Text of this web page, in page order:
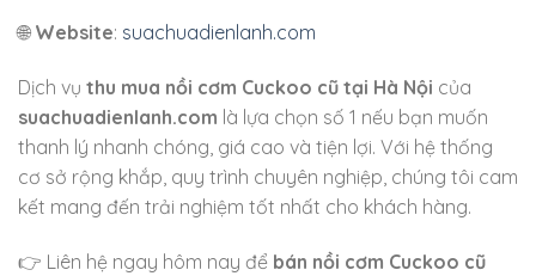
🌐 Website: suachuadienlanh.com
Dịch vụ thu mua nồi cơm Cuckoo cũ tại Hà Nội của
suachuadienlanh.com là lựa chọn số 1 nếu bạn muốn
thanh lý nhanh chóng, giá cao và tiện lợi. Với hệ thống
cơ sở rộng khắp, quy trình chuyên nghiệp, chúng tôi cam
kết mang đến trải nghiệm tốt nhất cho khách hàng.
👉 Liên hệ ngay hôm nay để bán nồi cơm Cuckoo cũ